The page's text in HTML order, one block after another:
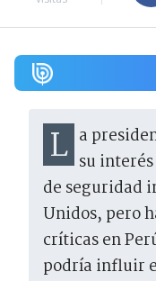
La presidenta Keiko Fujimori expresó su
de seguridad
Unidos, pero
críticas en
podría influir